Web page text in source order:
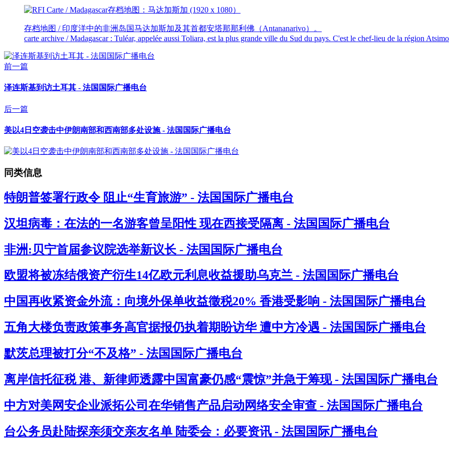
存档地图 / 印度洋中的非洲岛国马达加斯加及其首都安塔那那利佛（Antananarivo）。
carte archive / Madagascar : Tuléar, appelée aussi Toliara, est la plus grande ville du Sud du pays. C'est le chef-lieu de la région
前一篇
泽连斯基到访土耳其 - 法国国际广播电台
后一篇
美以4日空袭击中伊朗南部和西南部多处设施 - 法国国际广播电台
同类信息
特朗普签署行政令 阻止“生育旅游” - 法国国际广播电台
汉坦病毒：在法的一名游客曾呈阳性 现在西接受隔离 - 法国国际广播电台
非洲:贝宁首届参议院选举新议长 - 法国国际广播电台
欧盟将被冻结俄资产衍生14亿欧元利息收益援助乌克兰 - 法国国际广播电台
中国再收紧资金外流：向境外保单收益徵税20% 香港受影响 - 法国国际广播电台
五角大楼负责政策事务高官据报仍执着期盼访华 遭中方冷遇 - 法国国际广播电台
默茨总理被打分“不及格” - 法国国际广播电台
离岸信托征税 港、新律师透露中国富豪仍感“震惊”并急于筹现 - 法国国际广播电台
中方对美网安企业派拓公司在华销售产品启动网络安全审查 - 法国国际广播电台
台公务员赴陆探亲须交亲友名单 陆委会：必要资讯 - 法国国际广播电台